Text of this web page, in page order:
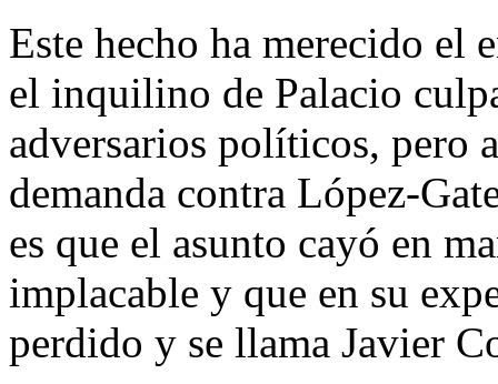
Este hecho ha merecido el
el inquilino de Palacio
adversarios políticos, pero
demanda contra López-
es que el asunto cayó en
implacable y que en su
perdido y se llama Javier